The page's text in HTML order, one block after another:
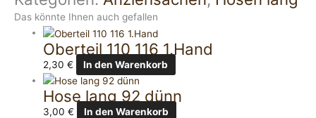
Das könnte Ihnen auch gefallen
Oberteil 110 116 1.Hand
2,30€ In den Warenkorb
Hose lang 92 dünn
3,00€ In den Warenkorb